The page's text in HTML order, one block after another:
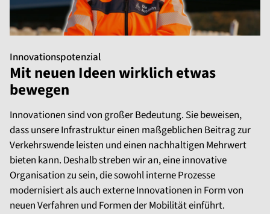
Innovationspotenzial
Mit neuen Ideen wirklich etwas
bewegen
Innovationen sind von großer Bedeutung. Sie beweisen,
dass unsere Infrastruktur einen maßgeblichen Beitrag zur
Verkehrswende leisten und einen nachhaltigen Mehrwert
bieten kann. Deshalb streben wir an, eine innovative
Organisation zu sein, die sowohl interne Prozesse
modernisiert als auch externe Innovationen in Form von
neuen Verfahren und Formen der Mobilität einführt.